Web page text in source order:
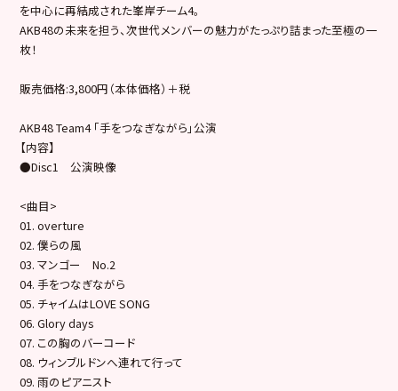
を中心に再結成された峯岸チーム4。
AKB48の未来を担う、次世代メンバーの魅力がたっぷり詰まった至極の一
枚！
販売価格:3,800円（本体価格）＋税
AKB48 Team4 「手をつなぎながら」公演
【内容】
●Disc1 公演映像
<曲目>
01. overture
02. 僕らの風
03. マンゴー No.2
04. 手をつなぎながら
05. チャイムはLOVE SONG
06. Glory days
07. この胸のバーコード
08. ウィンブルドンへ連れて行って
09. 雨のピアニスト